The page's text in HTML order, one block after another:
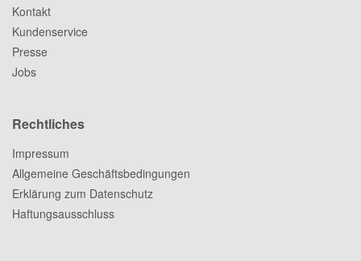
Kontakt
Kundenservice
Presse
Jobs
Rechtliches
Impressum
Allgemeine Geschäftsbedingungen
Erklärung zum Datenschutz
Haftungsausschluss